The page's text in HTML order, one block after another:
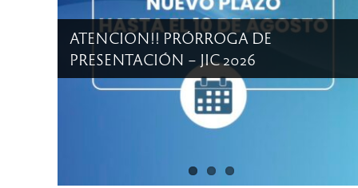
ATENCION!! PRÓRROGA DE
PRESENTACIÓN – JIC 2026